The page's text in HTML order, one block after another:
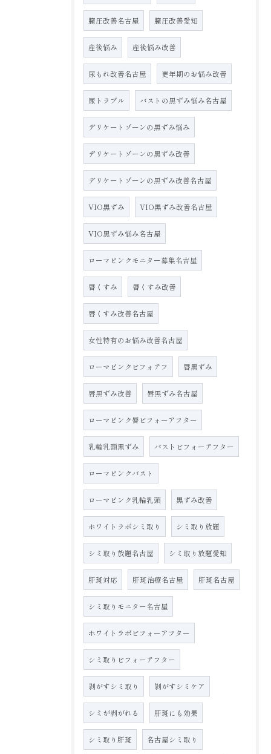
膣圧改善名古屋 膣圧改善愛知
産後悩み 産後悩み改善
尿もれ改善名古屋 更年期のお悩み改善
尿トラブル バストの黒ずみ悩み名古屋
デリケートゾーンの黒ずみ悩み
デリケートゾーンの黒ずみ改善
デリケートゾーンの黒ずみ改善名古屋
VIO黒ずみ VIO黒ずみ改善名古屋
VIO黒ずみ悩み名古屋
ローマピンクモニター募集名古屋
唇くすみ 唇くすみ改善
唇くすみ改善名古屋
女性特有のお悩み改善名古屋
ローマピンクビフォアフ 唇黒ずみ
唇黒ずみ改善 唇黒ずみ名古屋
ローマピンク唇ビフォーアフター
乳輪乳頭黒ずみ バストビフォーアフター
ローマピンクバスト
ローマピンク乳輪乳頭 黒ずみ改善
ホワイトラボシミ取り シミ取り放題
シミ取り放題名古屋 シミ取り放題愛知
肝斑対応 肝斑治療名古屋 肝斑名古屋
シミ取りモニター名古屋
ホワイトラボビフォーアフター
シミ取りビフォーアフター
剥がすシミ取り 剝がすシミケア
シミが剥がれる 肝斑にも効果
シミ取り肝斑 名古屋シミ取り